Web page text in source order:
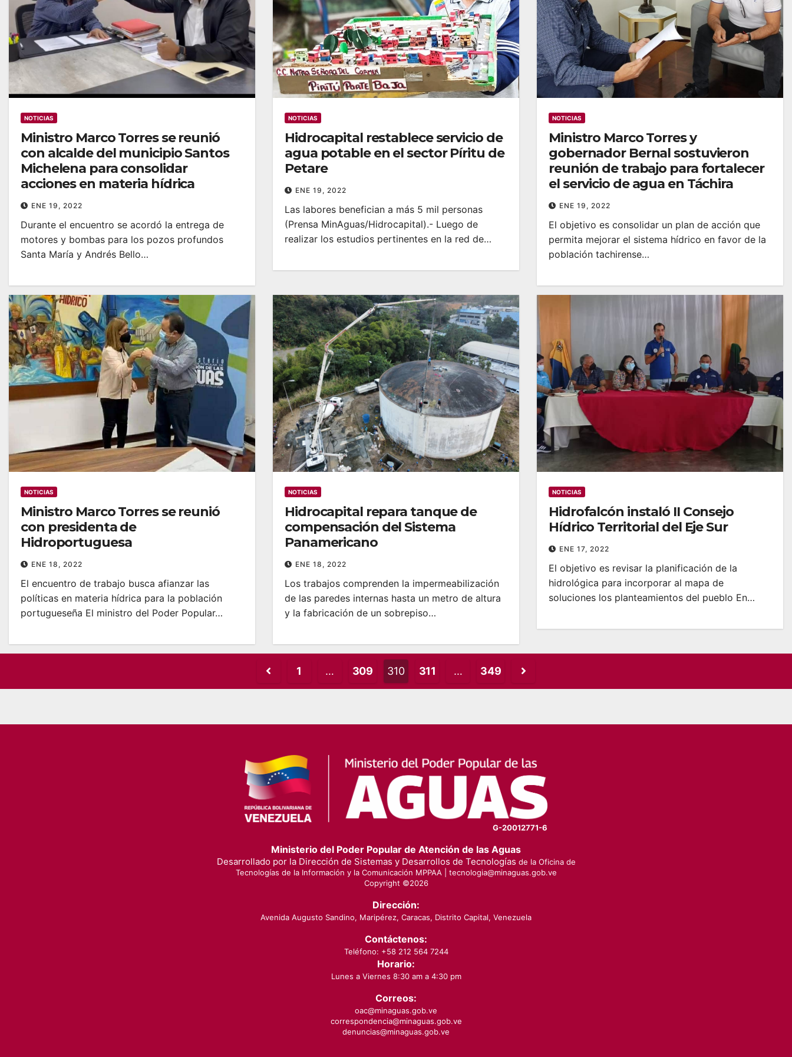
NOTICIAS
Ministro Marco Torres se reunió
con alcalde del municipio Santos
Michelena para consolidar
acciones en materia hídrica
ENE 19, 2022
Durante el encuentro se acordó la entrega de
motores y bombas para los pozos profundos
Santa María y Andrés Bello…
NOTICIAS
Hidrocapital restablece servicio de
agua potable en el sector Píritu de
Petare
ENE 19, 2022
Las labores benefician a más 5 mil personas
(Prensa MinAguas/Hidrocapital).- Luego de
realizar los estudios pertinentes en la red de…
NOTICIAS
Ministro Marco Torres y
gobernador Bernal sostuvieron
reunión de trabajo para fortalecer
el servicio de agua en Táchira
ENE 19, 2022
El objetivo es consolidar un plan de acción que
permita mejorar el sistema hídrico en favor de la
población tachirense…
NOTICIAS
Ministro Marco Torres se reunió
con presidenta de
Hidroportuguesa
ENE 18, 2022
El encuentro de trabajo busca afianzar las
políticas en materia hídrica para la población
portugueseña El ministro del Poder Popular…
NOTICIAS
Hidrocapital repara tanque de
compensación del Sistema
Panamericano
ENE 18, 2022
Los trabajos comprenden la impermeabilización
de las paredes internas hasta un metro de altura
y la fabricación de un sobrepiso…
NOTICIAS
Hidrofalcón instaló II Consejo
Hídrico Territorial del Eje Sur
ENE 17, 2022
El objetivo es revisar la planificación de la
hidrológica para incorporar al mapa de
soluciones los planteamientos del pueblo En…
Posts
pagination
1 … 309 310 311 … 349
G-20012771-6
Ministerio del Poder Popular de Atención de las Aguas
Desarrollado por la Dirección de Sistemas y Desarrollos de Tecnologías de la Oficina de
Tecnologías de la Información y la Comunicación MPPAA | tecnologia@minaguas.gob.ve
Copyright ©2026
Dirección:
Avenida Augusto Sandino, Maripérez, Caracas, Distrito Capital, Venezuela
Contáctenos:
Teléfono: +58 212 564 7244
Horario:
Lunes a Viernes 8:30 am a 4:30 pm
Correos:
oac@minaguas.gob.ve
correspondencia@minaguas.gob.ve
denuncias@minaguas.gob.ve